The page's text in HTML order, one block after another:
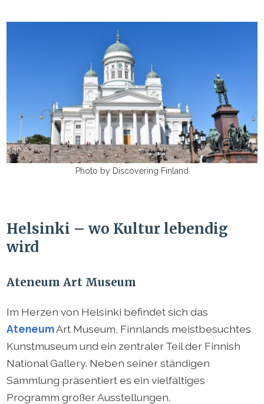
Photo by Discovering Finland
Helsinki – wo Kultur lebendig
wird
Ateneum Art Museum
Im Herzen von Helsinki befindet sich das
AteneumArt Museum, Finnlands meistbesuchtes
Kunstmuseum und ein zentraler Teil der Finnish
National Gallery. Neben seiner ständigen
Sammlung präsentiert es ein vielfältiges
Programm großer Ausstellungen.